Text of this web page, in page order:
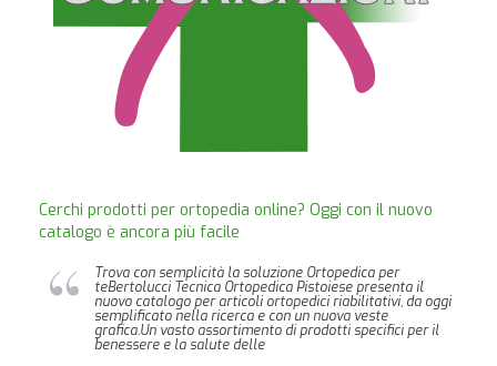
Cerchi prodotti per ortopedia online? Oggi con il nuovo
catalogo è ancora più facile
Trova con semplicità la soluzione Ortopedica per
teBertolucci Tecnica Ortopedica Pistoiese presenta il
nuovo catalogo per articoli ortopedici riabilitativi, da oggi
semplificato nella ricerca e con un nuova veste
grafica.Un vasto assortimento di prodotti specifici per il
benessere e la salute delle